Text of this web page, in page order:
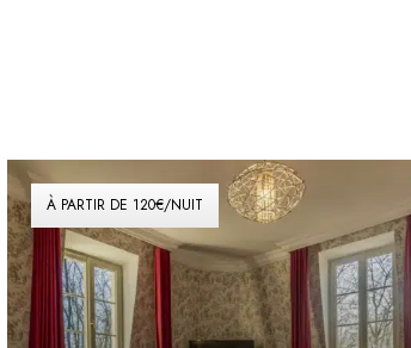
À PARTIR DE 120€/NUIT